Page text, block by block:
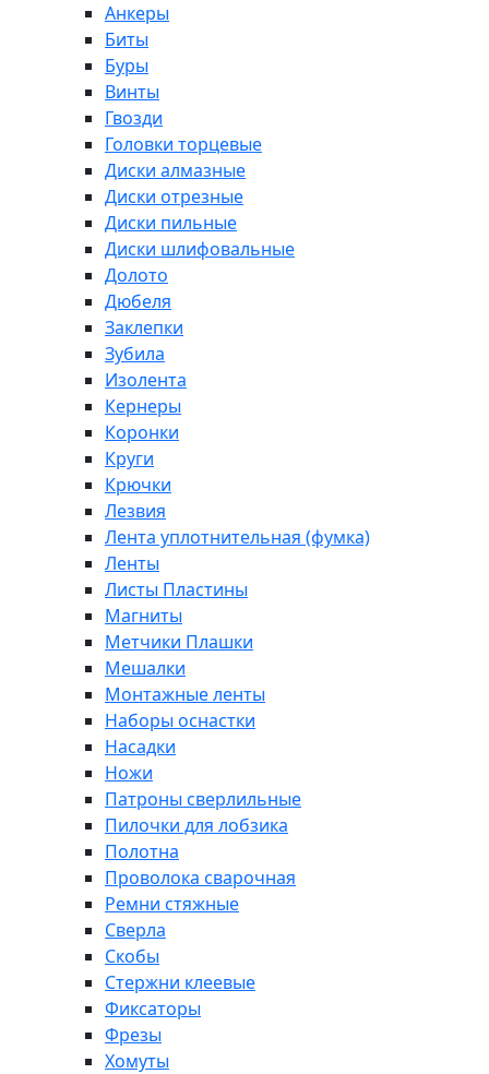
Анкеры
Биты
Буры
Винты
Гвозди
Головки торцевые
Диски алмазные
Диски отрезные
Диски пильные
Диски шлифовальные
Долото
Дюбеля
Заклепки
Зубила
Изолента
Кернеры
Коронки
Круги
Крючки
Лезвия
Лента уплотнительная (фумка)
Ленты
Листы Пластины
Магниты
Метчики Плашки
Мешалки
Монтажные ленты
Наборы оснастки
Насадки
Ножи
Патроны сверлильные
Пилочки для лобзика
Полотна
Проволока сварочная
Ремни стяжные
Сверла
Скобы
Стержни клеевые
Фиксаторы
Фрезы
Хомуты